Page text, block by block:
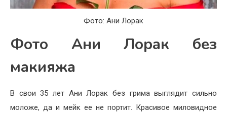
Фото: Ани Лорак
Фото Ани Лорак без
макияжа
В свои 35 лет Ани Лорак без грима выглядит сильно
моложе, да и мейк ее не портит. Красивое миловидное